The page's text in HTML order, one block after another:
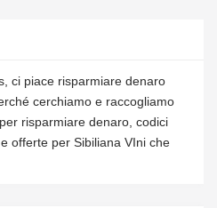
ci piace risparmiare denaro
cerchiamo e raccogliamo
risparmiare denaro, codici
offerte per Sibiliana VIni che